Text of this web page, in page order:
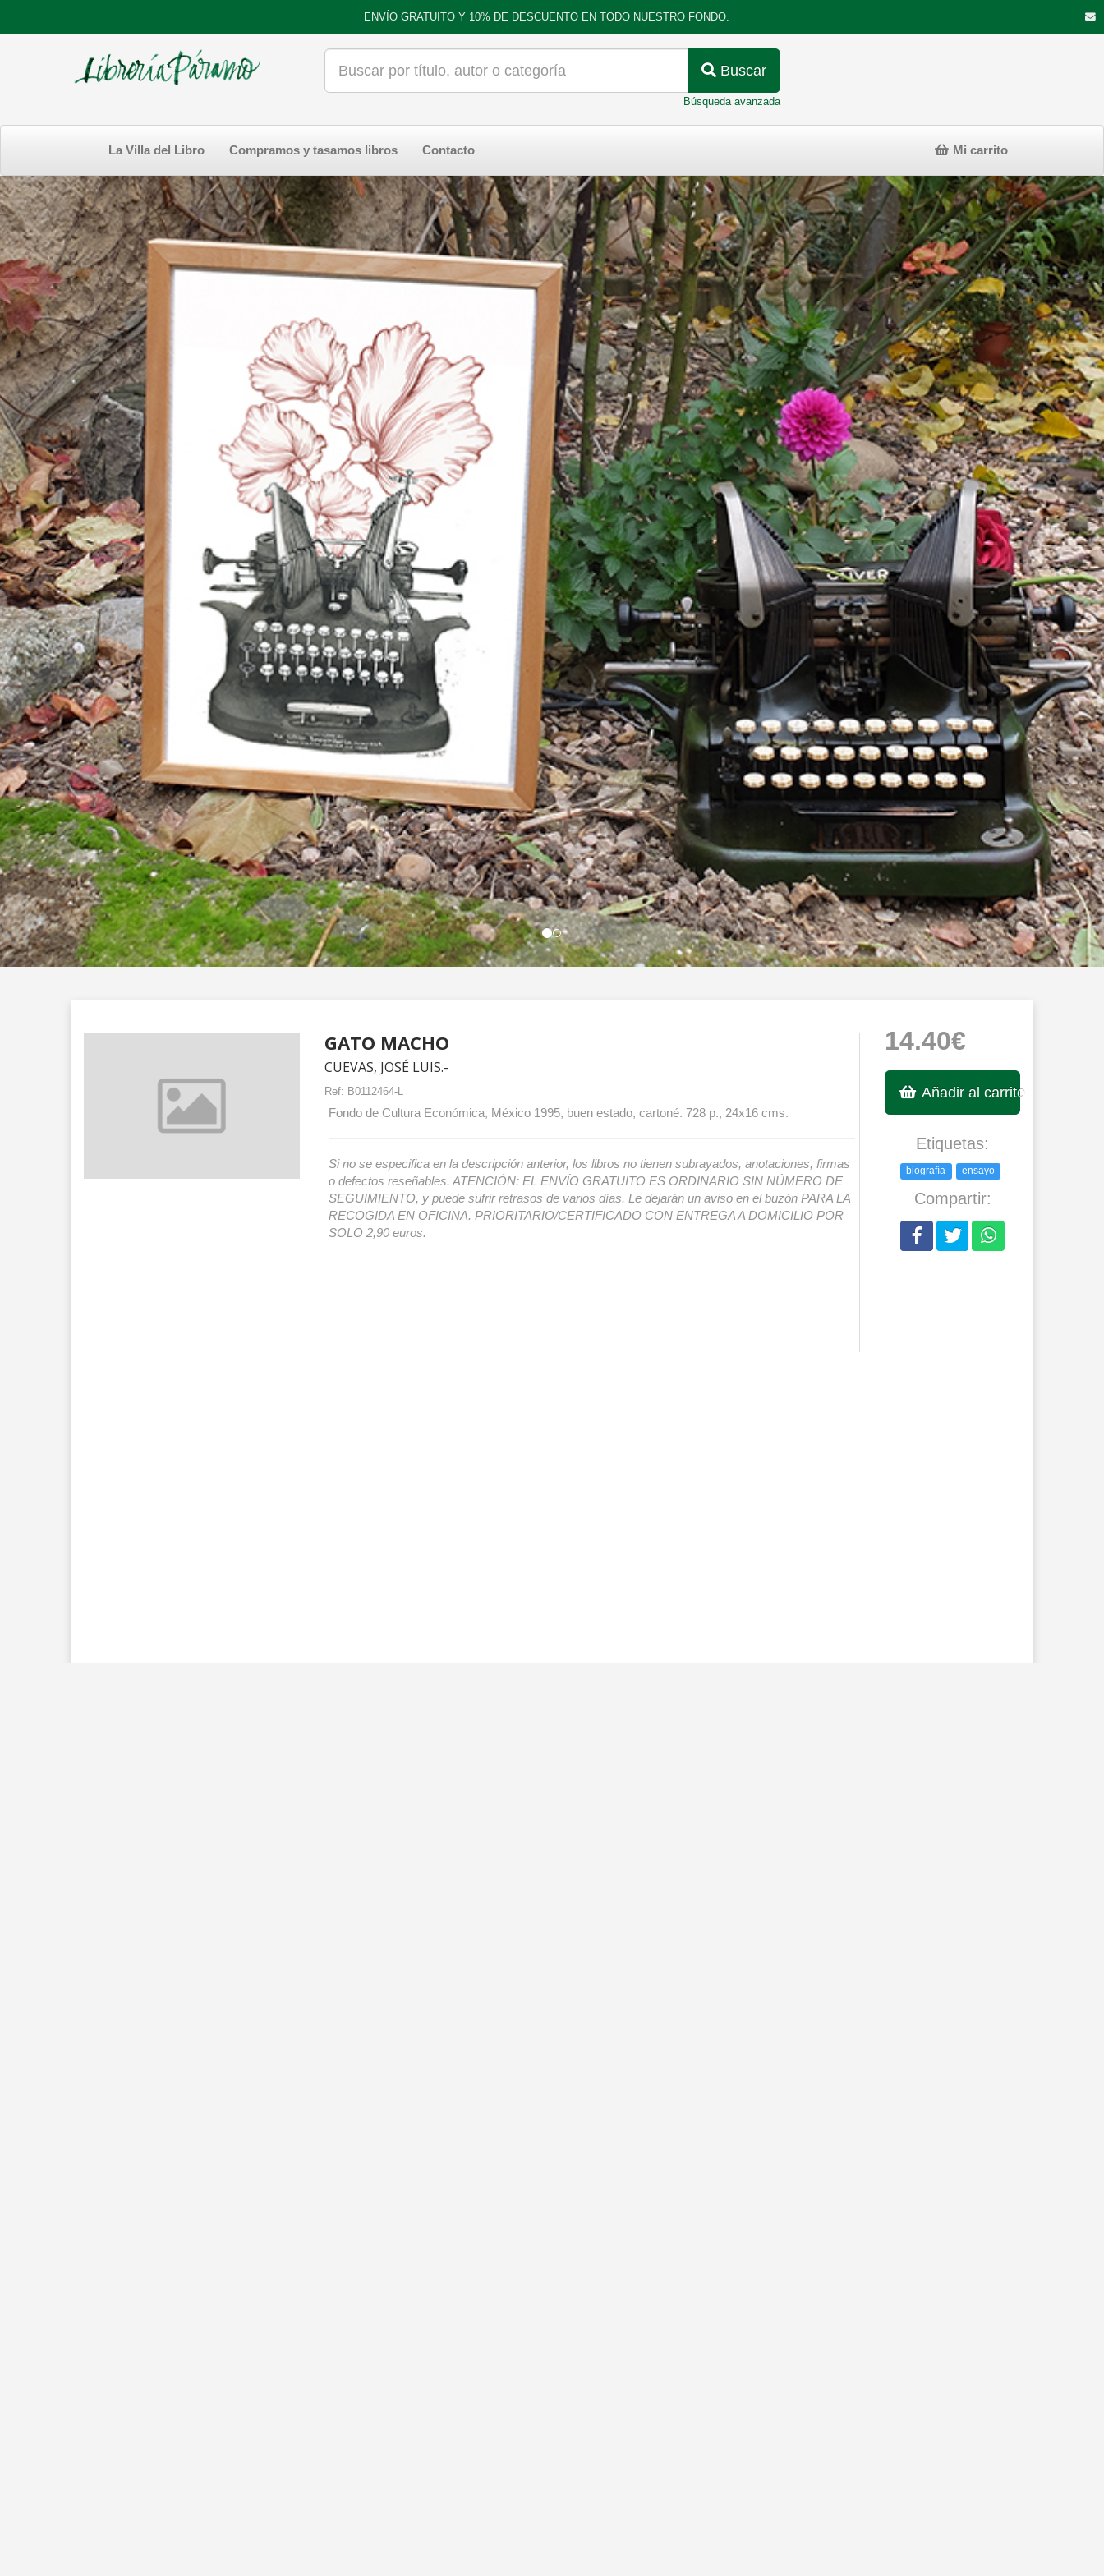
ENVÍO GRATUITO Y 10% DE DESCUENTO EN TODO NUESTRO FONDO.
Buscar
Búsqueda avanzada
La Villa del Libro Compramos y tasamos libros Contacto Mi carrito
GATO MACHO
CUEVAS, JOSÉ LUIS.-
Ref: B0112464-L
Fondo de Cultura Económica, México 1995, buen estado, cartoné. 728 p., 24x16 cms.
Si no se especifica en la descripción anterior, los libros no tienen subrayados, anotaciones, firmas
o defectos reseñables. ATENCIÓN: EL ENVÍO GRATUITO ES ORDINARIO SIN NÚMERO DE
SEGUIMIENTO, y puede sufrir retrasos de varios días. Le dejarán un aviso en el buzón PARA LA
RECOGIDA EN OFICINA. PRIORITARIO/CERTIFICADO CON ENTREGA A DOMICILIO POR
SOLO 2,90 euros.
14.40€
Añadir al carrito
Etiquetas:
biografía ensayo
Compartir: